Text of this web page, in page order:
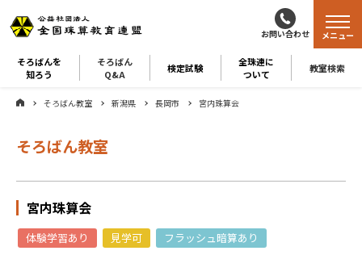
お問い合わせ
そろばんを
知ろう
そろばん
Q&A
検定試験
全珠連に
ついて
教室検索
メニュー
そろばん教室 新潟県 長岡市 宮内珠算会
そろばん教室
宮内珠算会
体験学習あり 見学可 フラッシュ暗算あり